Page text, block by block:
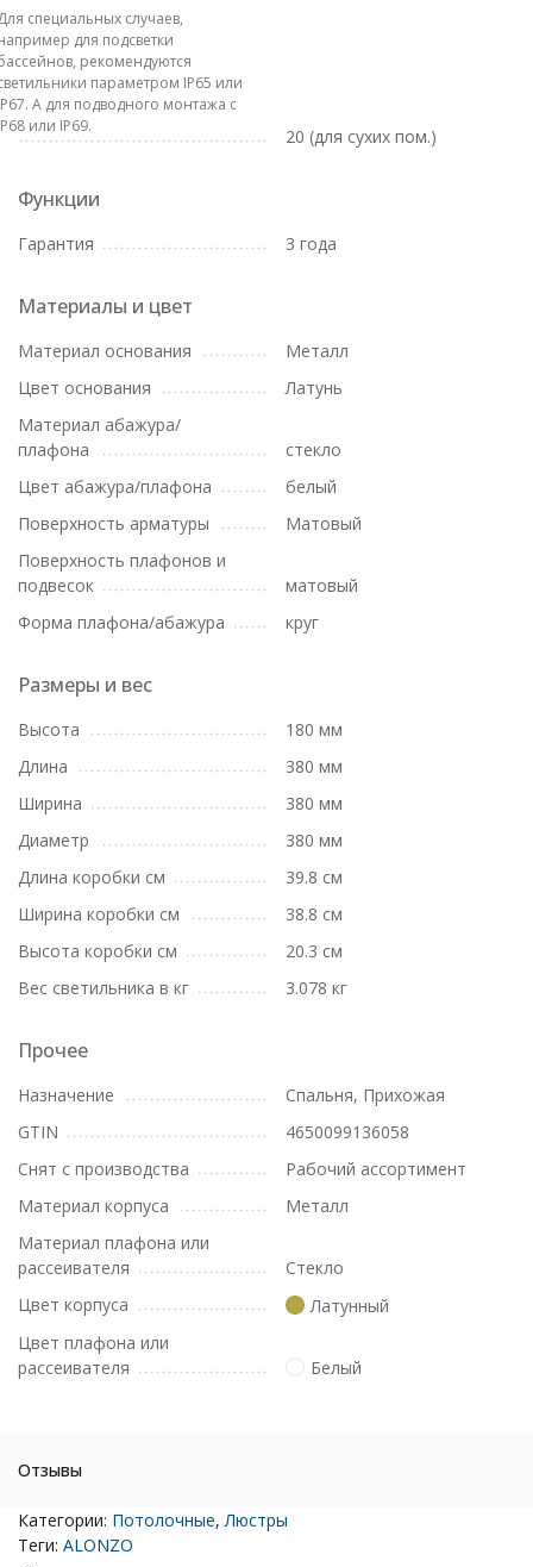
специальных случаев,
для подсветки
рекомендуются
параметром IP65 или
А для подводного монтажа с
или IP69.
20 (для сухих пом.)
Функции
Гарантия 3 года
Материалы и цвет
Материал основания
Металл
Цвет основания
Латунь
Материал абажура/
плафона
стекло
Цвет абажура/плафона
белый
Поверхность арматуры
Матовый
Поверхность плафонов и
подвесок
матовый
Форма плафона/абажура
круг
Размеры и вес
Высота
180 мм
Длина
380 мм
Ширина
380 мм
Диаметр
380 мм
Длина коробки см
39.8 см
Ширина коробки см
38.8 см
Высота коробки см
20.3 см
Вес светильника в кг
3.078 кг
Прочее
Назначение
Спальня, Прихожая
GTIN
4650099136058
Снят с производства
Рабочий ассортимент
Материал корпуса
Металл
Материал плафона или
рассеивателя
Стекло
Цвет корпуса
Латунный
Цвет плафона или
рассеивателя
Белый
Отзывы
Категории: Потолочные, Люстры
Теги: ALONZO